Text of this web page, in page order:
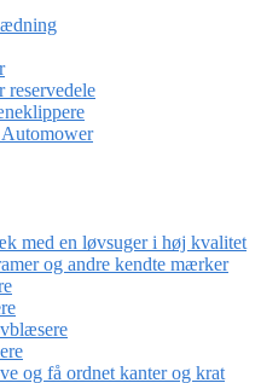
reservedele
med en løvsuger i høj kvalitet
og andre kendte mærker
og få ordnet kanter og krat